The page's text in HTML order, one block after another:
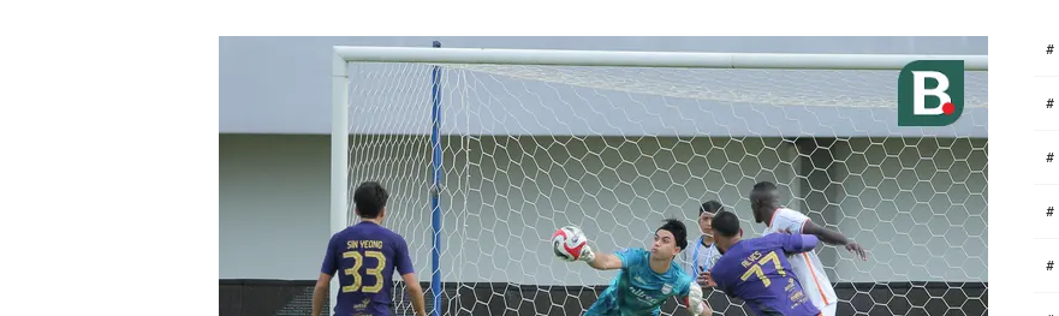
#
#
#
#
#